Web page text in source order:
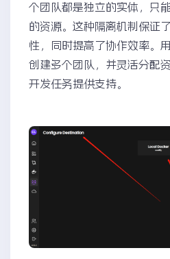
个团队都是独立的实体，只
的资源。这种隔离机制保证
性，同时提高了协作效率。
创建多个团队，并灵活分配
开发任务提供支持。